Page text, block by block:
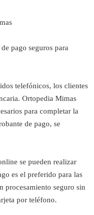
pago seguros para
telefónicos, los clientes
Ortopedia Mimas
para completar la
de pago, se
se pueden realizar
es el preferido para las
procesamiento seguro sin
por teléfono.